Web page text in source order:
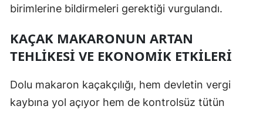
Karaman
Kırıkkale
Batman
Şırnak
Bartın
birimlerine bildirmeleri gerektiği vurgulandı.
KAÇAK MAKARONUN ARTAN
TEHLIKESI VE EKONOMIK ETKILERI
Dolu makaron kaçakçılığı, hem devletin vergi
kaybına yol açıyor hem de kontrolsüz tütün